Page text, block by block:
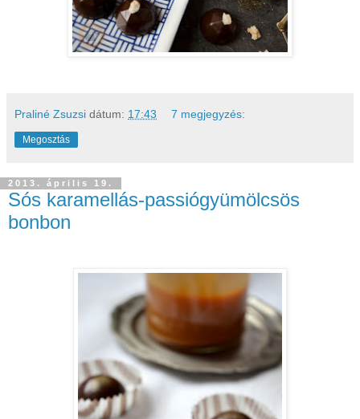
Praliné Zsuzsi dátum: 17:43 7 megjegyzés:
Megosztás
2013. április 19.
Sós karamellás-passiógyümölcsös
bonbon